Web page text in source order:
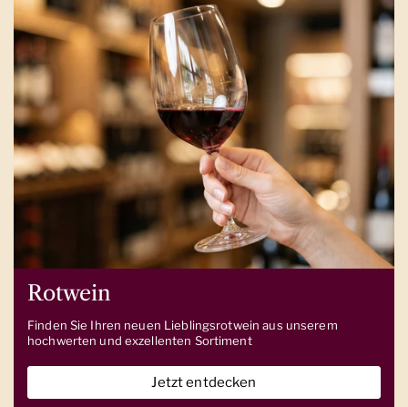
Rotwein
Finden Sie Ihren neuen Lieblingsrotwein aus unserem
hochwerten und exzellenten Sortiment
Jetzt entdecken